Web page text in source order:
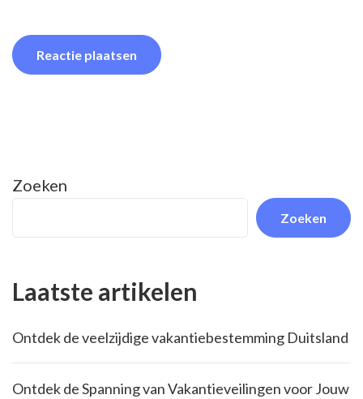
Zoeken
Zoeken
Laatste artikelen
Ontdek de veelzijdige vakantiebestemming Duitsland
Ontdek de Spanning van Vakantieveilingen voor Jouw